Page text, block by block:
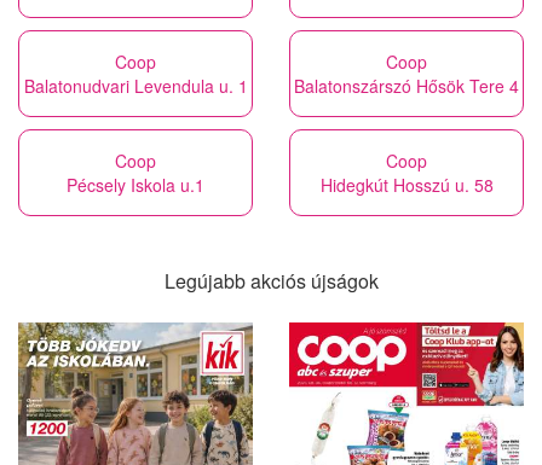
Coop
Balatonudvari Levendula u. 1
Coop
Balatonszárszó Hősök Tere 4
Coop
Pécsely Iskola u.1
Coop
Hidegkút Hosszú u. 58
Legújabb akciós újságok